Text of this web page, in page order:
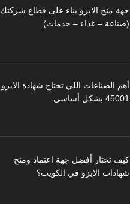
جهة منح الايزو بناء على قطاع شركتك
(صناعة – غذاء – خدمات)
أهم الصناعات اللي تحتاج شهادة الايزو
45001 بشكل أساسي
كيف تختار أفضل جهة اعتماد ومنح
شهادات الايزو في الكويت؟